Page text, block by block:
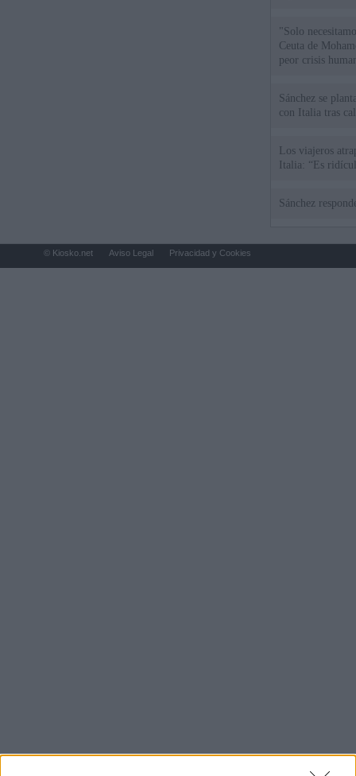
"Solo
Ceuta de
peor crisis
Sánchez se
con Italia tras
Los viajeros
Italia: “Es
Sánchez
© Kiosko.net Aviso Legal Privacidad y Cookies